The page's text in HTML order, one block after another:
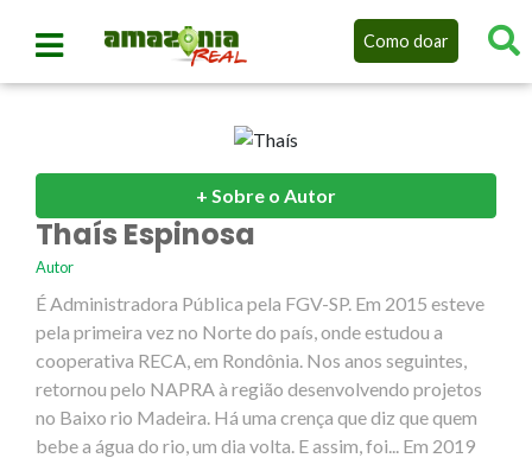
Como doar
+ Sobre o Autor
Thaís Espinosa
Autor
É Administradora Pública pela FGV-SP. Em 2015 esteve
pela primeira vez no Norte do país, onde estudou a
cooperativa RECA, em Rondônia. Nos anos seguintes,
retornou pelo NAPRA à região desenvolvendo projetos
no Baixo rio Madeira. Há uma crença que diz que quem
bebe a água do rio, um dia volta. E assim, foi... Em 2019